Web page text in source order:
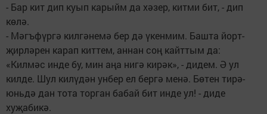
- Бар кит дип куып карыйм да хәзер, китми бит, - дип
көлә.
- Мәгъфүргә килгәнемә бер дә үкенмим. Башта йорт-
җирләрен карап киттем, аннан соң кайттым да:
«Килмәс инде бу, мин аңа нигә кирәк», - дидем. Ә ул
килде. Шул килүдән унбер ел бергә менә. Бөтен тирә-
юньдә дан тота торган бабай бит инде ул! - диде
хуҗабикә.